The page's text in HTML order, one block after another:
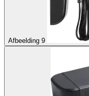
Afbeelding 9